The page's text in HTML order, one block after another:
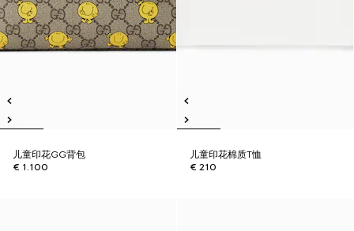
儿童印花GG背包
€ 1.100
儿童印花棉质T恤
€ 210